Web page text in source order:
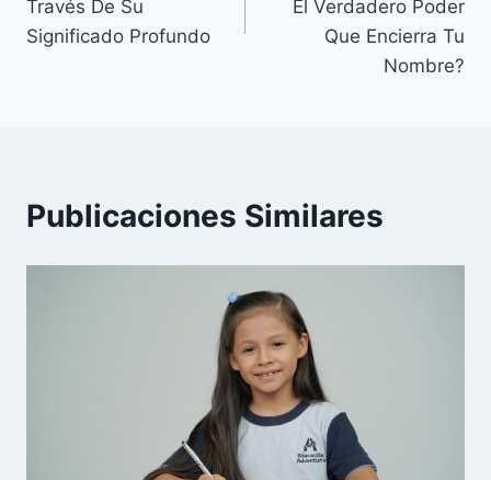
entradas
Través De Su
Significado Profundo
El Verdadero Poder
Que Encierra Tu
Nombre?
Publicaciones Similares